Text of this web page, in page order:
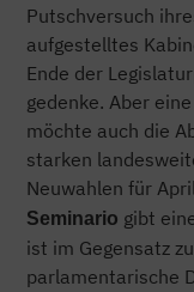
Putschversuch
aufgestelltes
Ende der
gedenke. Aber
möchte auch die
starken
Neuwahlen für
Seminario gibt
ist im Gegensatz
parlamentarische